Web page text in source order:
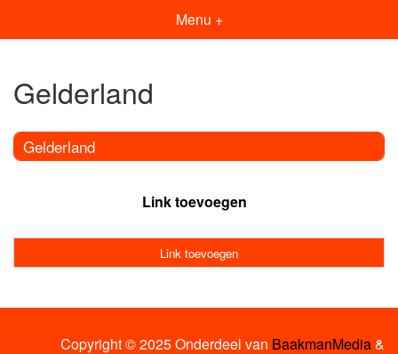
Menu +
Gelderland
Gelderland
Link toevoegen
Link toevoegen
Copyright © 2025 Onderdeel van BaakmanMedia&